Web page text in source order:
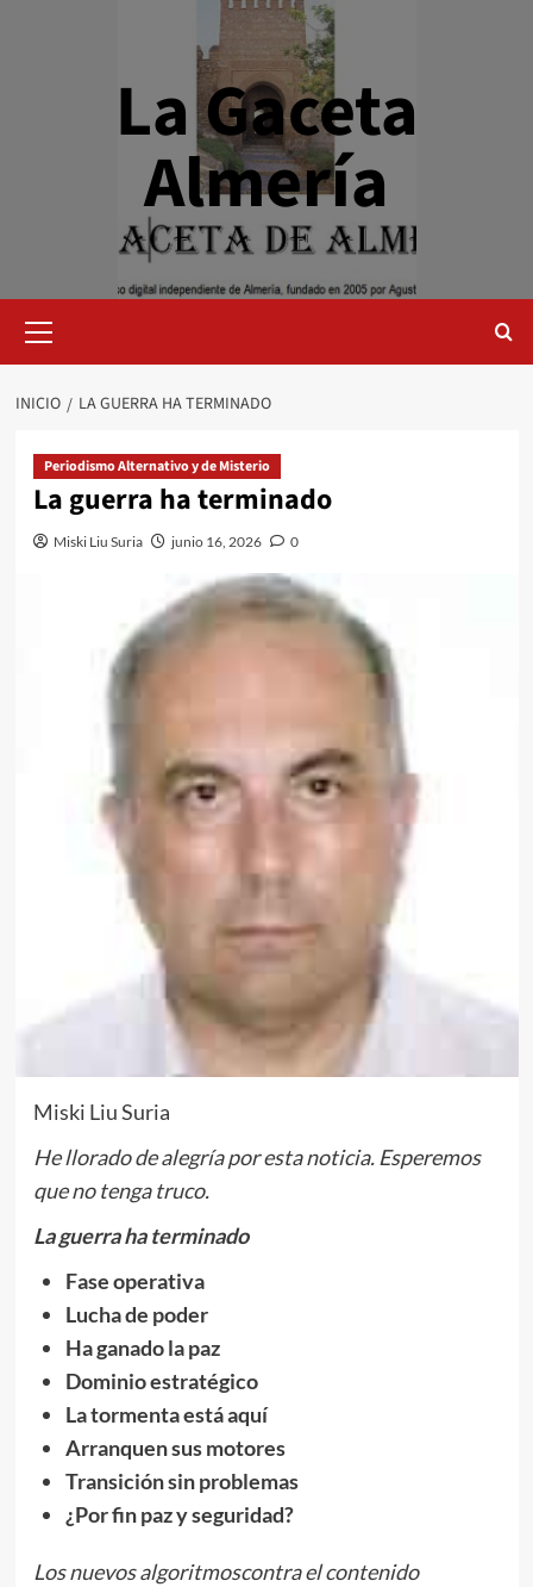
La Gaceta
Almería
primario
INICIO LA GUERRA HA TERMINADO
Periodismo Alternativo y de Misterio
La guerra ha terminado
Miski Liu Suria junio 16, 2026 0
Miski Liu Suria
He llorado de alegría por esta noticia. Esperemos
que no tenga truco.
La guerra ha terminado
Fase operativa
Lucha de poder
Ha ganado la paz
Dominio estratégico
La tormenta está aquí
Arranquen sus motores
Transición sin problemas
¿Por fin paz y seguridad?
Losnuevosalgoritmoscontra el contenido